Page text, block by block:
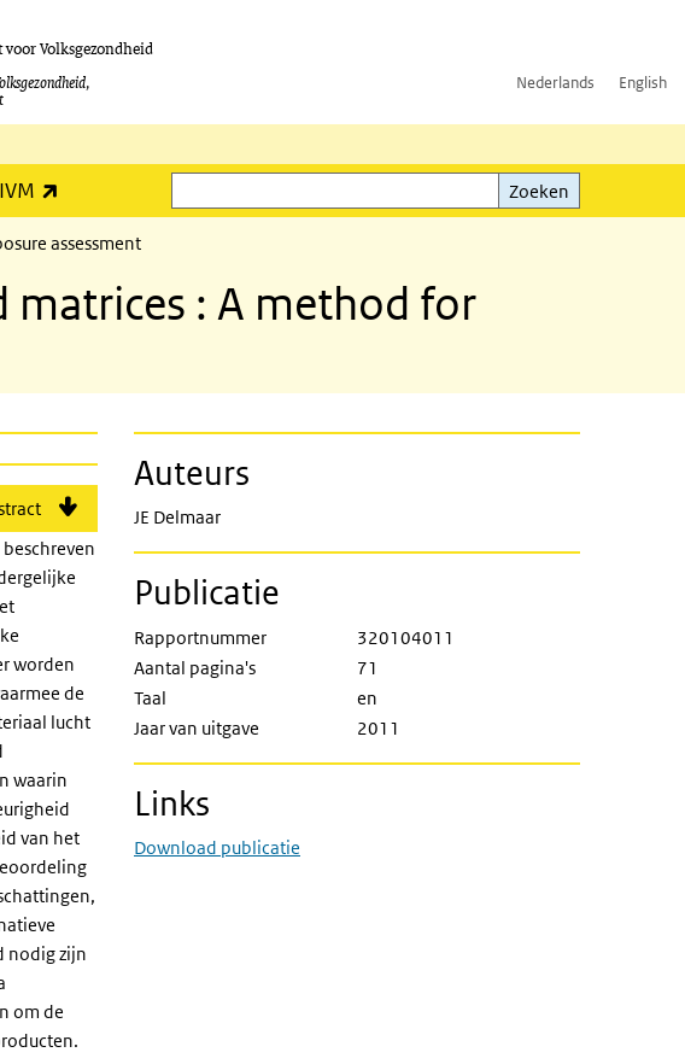
Volksgezondheid
Nederlands English
Zoeken
Zoeken
assessment
matrices : A method for
worden
de
lucht
waarin
van het
nodig zijn
om de
Auteurs
JE Delmaar
Publicatie
Rapportnummer
320104011
Aantal pagina's
71
Taal
en
Jaar van uitgave
2011
Links
Download publicatie